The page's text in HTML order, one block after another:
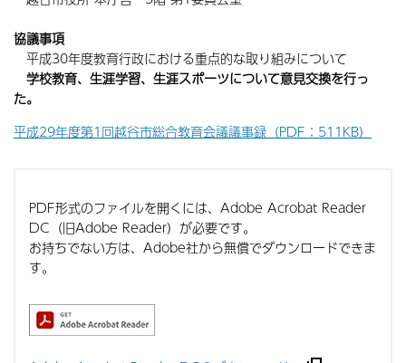
協議事項
平成30年度教育行政における重点的な取り組みについて
学校教育、生涯学習、生涯スポーツについて意見交換を行っ
た。
平成29年度第1回越谷市総合教育会議議事録（PDF：511KB）
PDF形式のファイルを開くには、Adobe Acrobat Reader
DC（旧Adobe Reader）が必要です。
お持ちでない方は、Adobe社から無償でダウンロードできま
す。